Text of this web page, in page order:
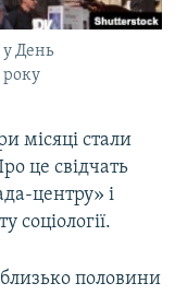
у День
року
місяці стали
це свідчать
центру» і
соціології.
половини